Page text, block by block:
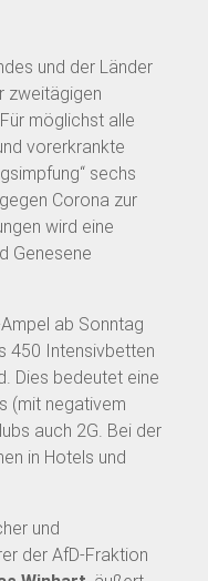
und der Länder
zweitägigen
möglichst alle
vorerkrankte
sechs
Corona zur
wird eine
Genesene
ab Sonntag
450 Intensivbetten
Dies bedeutet eine
(mit negativem
auch 2G. Bei der
in Hotels und
und
der AfD-Fraktion